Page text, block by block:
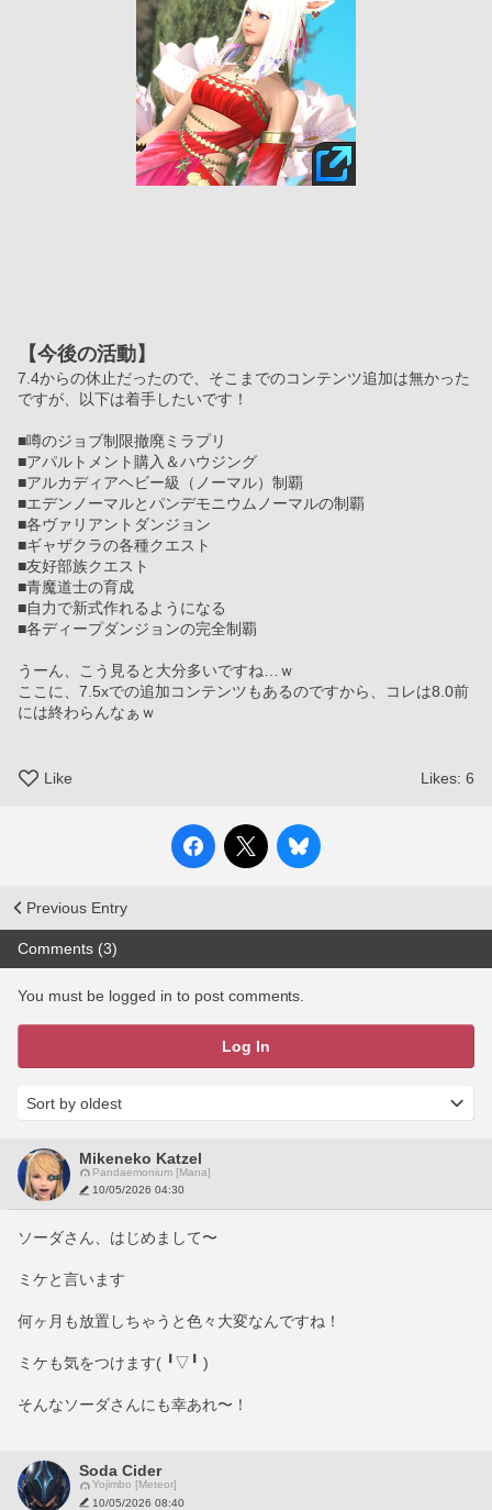
【今後の活動】
7.4からの休止だったので、そこまでのコンテンツ追加は無かった
ですが、以下は着手したいです！
■噂のジョブ制限撤廃ミラプリ
■アパルトメント購入＆ハウジング
■アルカディアヘビー級（ノーマル）制覇
■エデンノーマルとパンデモニウムノーマルの制覇
■各ヴァリアントダンジョン
■ギャザクラの各種クエスト
■友好部族クエスト
■青魔道士の育成
■自力で新式作れるようになる
■各ディープダンジョンの完全制覇
うーん、こう見ると大分多いですね…ｗ
ここに、7.5xでの追加コンテンツもあるのですから、コレは8.0前
には終わらんなぁｗ
Like Likes: 6
Previous Entry
Comments (3)
You must be logged in to post comments.
Log In
Mikeneko Katzel
Pandaemonium [Mana]
10/05/2026 04:30
ソーダさん、はじめまして〜
ミケと言います
何ヶ月も放置しちゃうと色々大変なんですね！
ミケも気をつけます(⁠ ⁠╹⁠▽⁠╹⁠ ⁠)
そんなソーダさんにも幸あれ〜！
Soda Cider
Yojimbo [Meteor]
10/05/2026 08:40